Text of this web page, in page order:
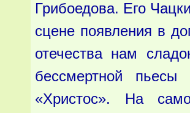
Грибоедова. Его
сцене появления в
отечества нам
бессмертной
«Христос». На